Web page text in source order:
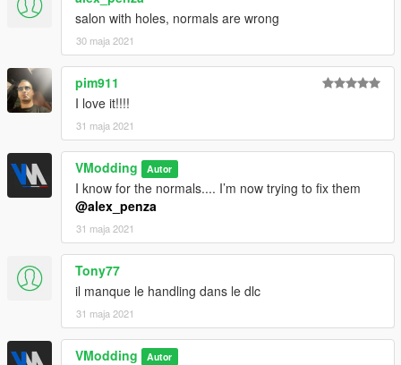
salon with holes, normals are wrong
30 maja 2021
pim911
I love it!!!!
31 maja 2021
VModding Autor
I know for the normals.... I’m now trying to fix them
@alex_penza
31 maja 2021
Tony77
il manque le handling dans le dlc
31 maja 2021
VModding Autor